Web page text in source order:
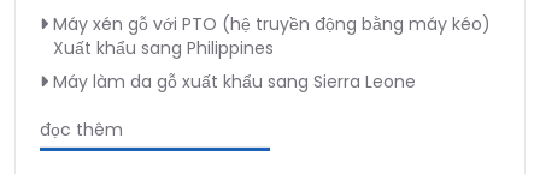
Máy xén gỗ với PTO (hệ truyền động bằng máy kéo)
Xuất khẩu sang Philippines
Máy làm da gỗ xuất khẩu sang Sierra Leone
đọc thêm